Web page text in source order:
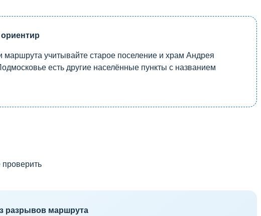
маршрута учитывайте старое поселение и храм Андрея
есть другие населённые пункты с названием
разрывов маршрута